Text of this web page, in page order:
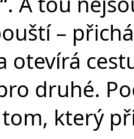
–
otevírá
druhé.
který